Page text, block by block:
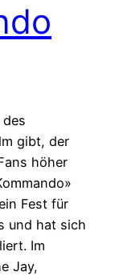
gibt, der
höher
Fest für
und hat sich
Im
Jay,